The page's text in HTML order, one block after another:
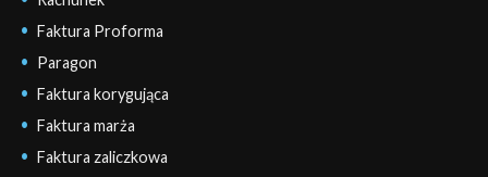
Faktura Proforma
Paragon
Faktura korygująca
Faktura marża
Faktura zaliczkowa